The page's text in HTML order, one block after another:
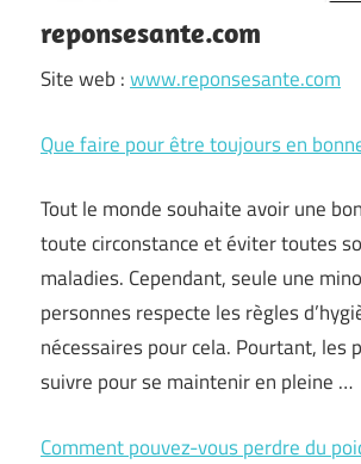
reponsesante.com
Site web :www.reponsesante.com
Que faire pour être toujours en
Tout le monde souhaite avoir une
toute circonstance et éviter toutes
maladies. Cependant, seule une
personnes respecte les règles
nécessaires pour cela. Pourtant, les
suivre pour se maintenir en pleine …
Comment pouvez-vous perdre du